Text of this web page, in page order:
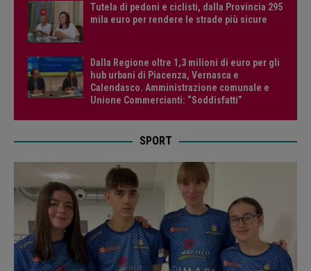
Tutela di pedoni e ciclisti, dalla Provincia 295
mila euro per rendere le strade più sicure
Dalla Regione oltre 1,3 milioni di euro per gli
hub urbani di Piacenza, Vernasca e
Calendasco. Amministrazione comunale e
Unione Commercianti: “Soddisfatti”
SPORT